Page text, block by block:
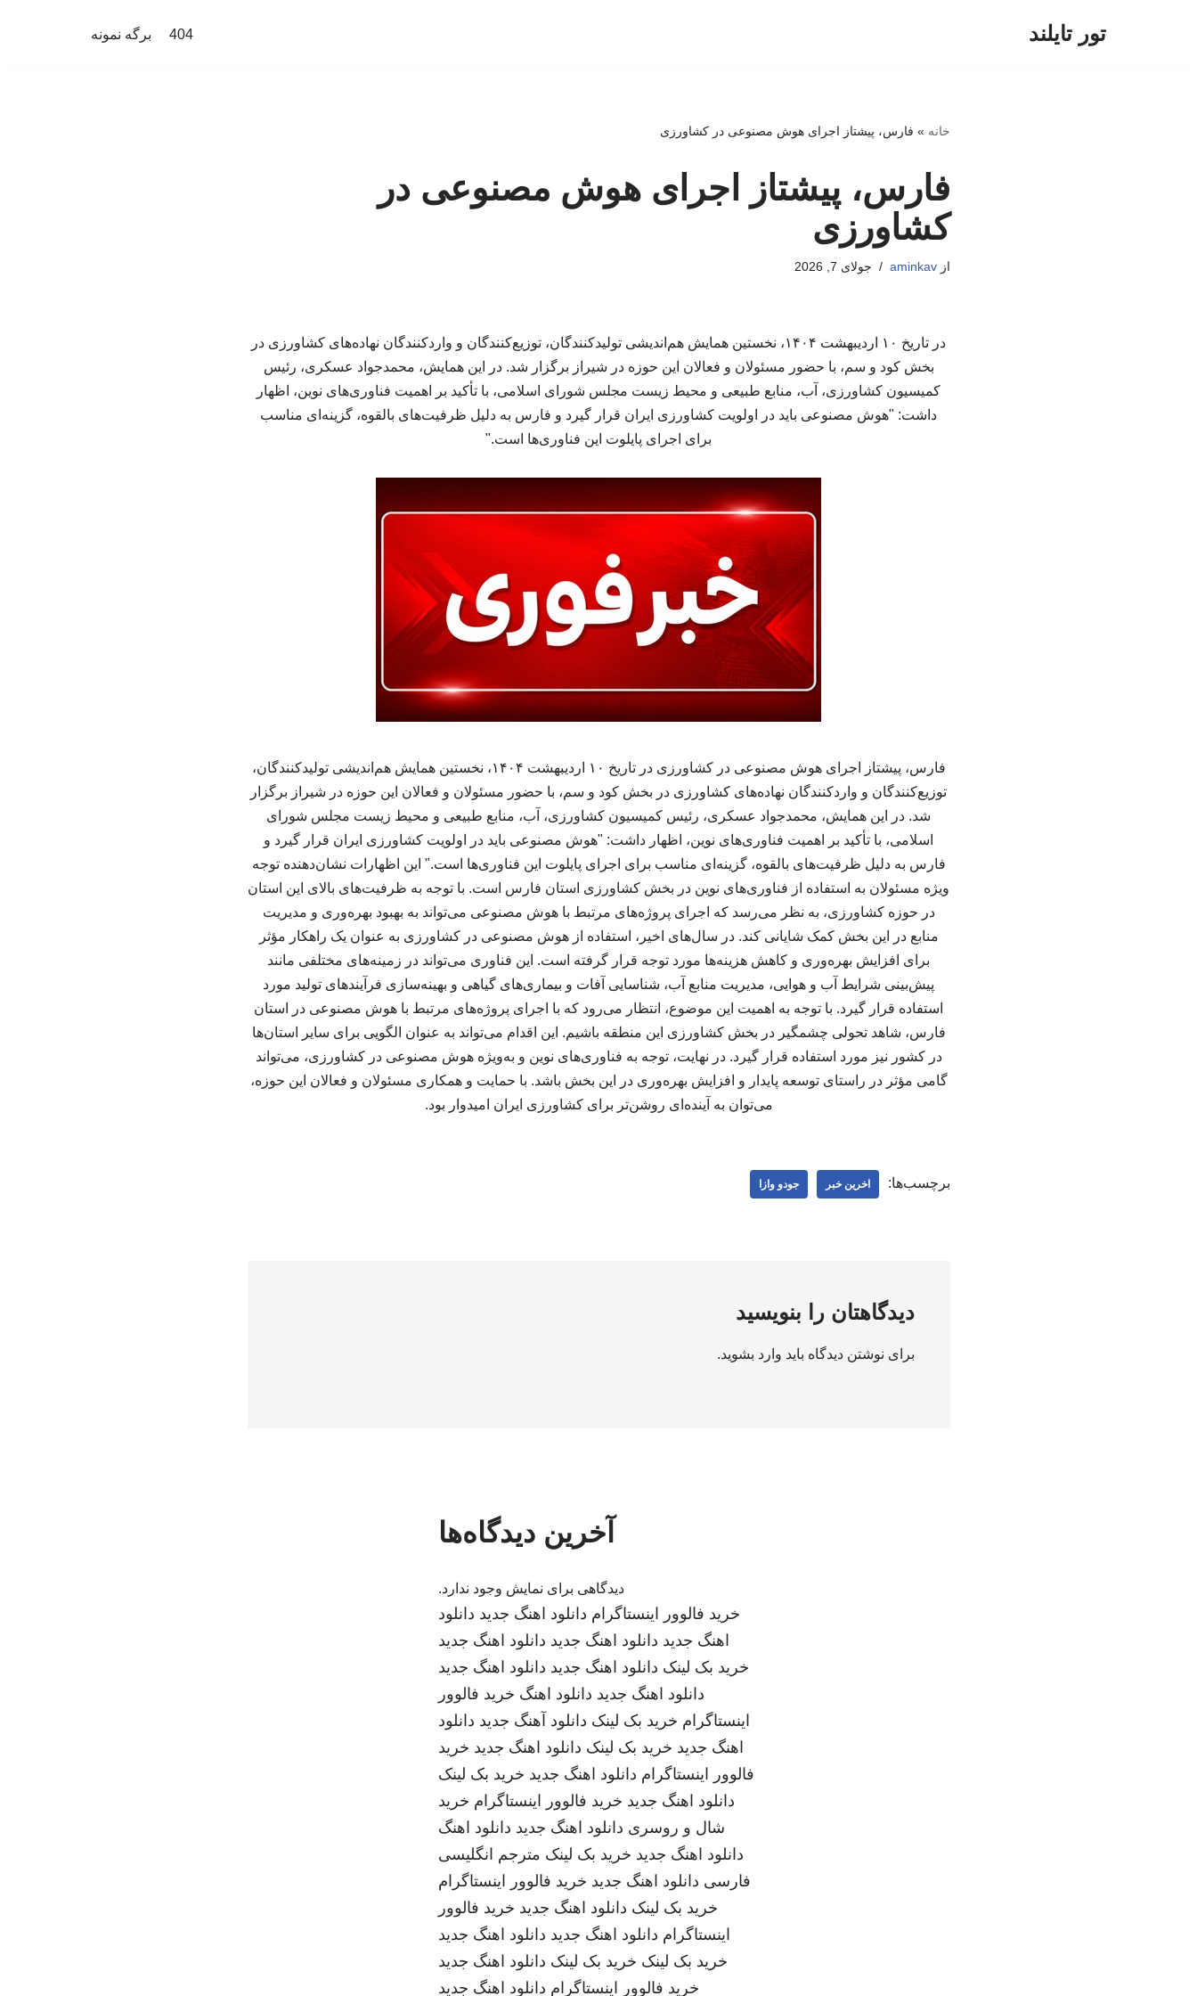
تور تایلند 404 برگه نمونه
خانه » فارس، پیشتاز اجرای هوش مصنوعی در کشاورزی
فارس، پیشتاز اجرای هوش مصنوعی در
کشاورزی
ازaminkav جولای 7, 2026
در تاریخ ۱۰ اردیبهشت ۱۴۰۴، نخستین همایش هم‌اندیشی تولیدکنندگان، توزیع‌کنندگان و واردکنندگان نهاده‌های کشاورزی در
بخش کود و سم، با حضور مسئولان و فعالان این حوزه در شیراز برگزار شد. در این همایش، محمدجواد عسکری، رئیس
کمیسیون کشاورزی، آب، منابع طبیعی و محیط زیست مجلس شورای اسلامی، با تأکید بر اهمیت فناوری‌های نوین، اظهار
داشت: "هوش مصنوعی باید در اولویت کشاورزی ایران قرار گیرد و فارس به دلیل ظرفیت‌های بالقوه، گزینه‌ای مناسب
برای اجرای پایلوت این فناوری‌ها است."
فارس، پیشتاز اجرای هوش مصنوعی در کشاورزی در تاریخ ۱۰ اردیبهشت ۱۴۰۴، نخستین همایش هم‌اندیشی تولیدکنندگان،
توزیع‌کنندگان و واردکنندگان نهاده‌های کشاورزی در بخش کود و سم، با حضور مسئولان و فعالان این حوزه در شیراز برگزار
شد. در این همایش، محمدجواد عسکری، رئیس کمیسیون کشاورزی، آب، منابع طبیعی و محیط زیست مجلس شورای
اسلامی، با تأکید بر اهمیت فناوری‌های نوین، اظهار داشت: "هوش مصنوعی باید در اولویت کشاورزی ایران قرار گیرد و
فارس به دلیل ظرفیت‌های بالقوه، گزینه‌ای مناسب برای اجرای پایلوت این فناوری‌ها است." این اظهارات نشان‌دهنده توجه
ویژه مسئولان به استفاده از فناوری‌های نوین در بخش کشاورزی استان فارس است. با توجه به ظرفیت‌های بالای این استان
در حوزه کشاورزی، به نظر می‌رسد که اجرای پروژه‌های مرتبط با هوش مصنوعی می‌تواند به بهبود بهره‌وری و مدیریت
منابع در این بخش کمک شایانی کند. در سال‌های اخیر، استفاده از هوش مصنوعی در کشاورزی به عنوان یک راهکار مؤثر
برای افزایش بهره‌وری و کاهش هزینه‌ها مورد توجه قرار گرفته است. این فناوری می‌تواند در زمینه‌های مختلفی مانند
پیش‌بینی شرایط آب و هوایی، مدیریت منابع آب، شناسایی آفات و بیماری‌های گیاهی و بهینه‌سازی فرآیندهای تولید مورد
استفاده قرار گیرد. با توجه به اهمیت این موضوع، انتظار می‌رود که با اجرای پروژه‌های مرتبط با هوش مصنوعی در استان
فارس، شاهد تحولی چشمگیر در بخش کشاورزی این منطقه باشیم. این اقدام می‌تواند به عنوان الگویی برای سایر استان‌ها
در کشور نیز مورد استفاده قرار گیرد. در نهایت، توجه به فناوری‌های نوین و به‌ویژه هوش مصنوعی در کشاورزی، می‌تواند
گامی مؤثر در راستای توسعه پایدار و افزایش بهره‌وری در این بخش باشد. با حمایت و همکاری مسئولان و فعالان این حوزه،
می‌توان به آینده‌ای روشن‌تر برای کشاورزی ایران امیدوار بود.
برچسب‌ها: اخرین خبر جودو وازا
دیدگاهتان را بنویسید
برای نوشتن دیدگاه باید وارد بشوید.
آخرین دیدگاه‌ها
دیدگاهی برای نمایش وجود ندارد.
خرید فالوور اینستاگرام دانلود اهنگ جدید دانلود
اهنگ جدید دانلود اهنگ جدید دانلود اهنگ جدید
خرید بک لینک دانلود اهنگ جدید دانلود اهنگ جدید
دانلود اهنگ جدید دانلود اهنگ خرید فالوور
اینستاگرام خرید بک لینک دانلود آهنگ جدید دانلود
اهنگ جدید خرید بک لینک دانلود اهنگ جدید خرید
فالوور اینستاگرام دانلود اهنگ جدید خرید بک لینک
دانلود اهنگ جدید خرید فالوور اینستاگرام خرید
شال و روسری دانلود اهنگ جدید دانلود اهنگ
دانلود اهنگ جدید خرید بک لینک مترجم انگلیسی
فارسی دانلود اهنگ جدید خرید فالوور اینستاگرام
خرید بک لینک دانلود اهنگ جدید خرید فالوور
اینستاگرام دانلود اهنگ جدید دانلود اهنگ جدید
خرید بک لینک خرید بک لینک دانلود اهنگ جدید
خرید فالوور اینستاگرام دانلود اهنگ جدید